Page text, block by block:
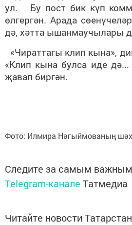
ул. Бу пост бик күп
өлгергән. Арада
дә, хәтта ышанмаучылары
«Чираттагы клип кына»,
«Клип кына булса иде
җавап биргән.
Фото: Илмира Нәгыймованың
Следите за самым
Telegram-канале Татмедиа
Читайте новости